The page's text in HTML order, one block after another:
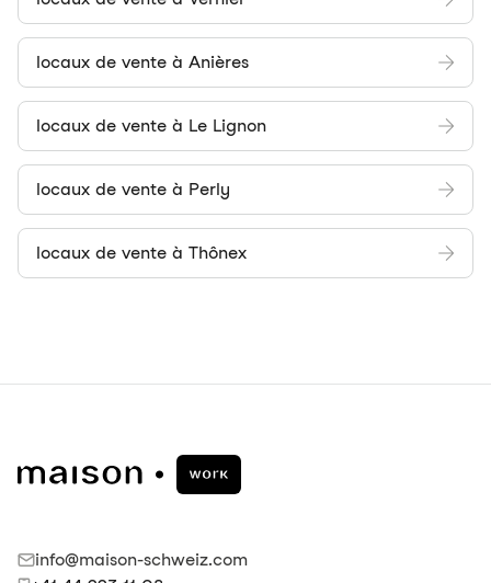
locaux de vente à Anières
locaux de vente à Le Lignon
locaux de vente à Perly
locaux de vente à Thônex
info@maison-schweiz.com